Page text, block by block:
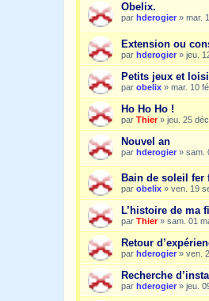
Obelix.
par hderogier » mar.
Extension ou
par hderogier » jeu.
Petits jeux et
par obelix » mar. 10
Ho Ho Ho !
par Thier» jeu. 25
Nouvel an
par hderogier » sam.
Bain de soleil fer
par obelix » ven. 19
L’histoire de ma
par Thier» sam. 01
Retour
par hderogier » ven.
Recherche
par hderogier » jeu.